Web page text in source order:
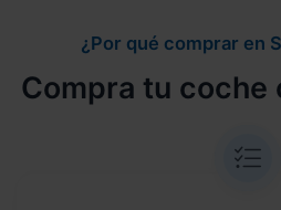
¿Por qué comprar en
Compra tu coche